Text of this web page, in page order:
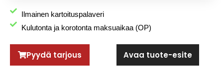
Ilmainen kartoituspalaveri
Kulutonta ja korotonta maksuaikaa (OP)
Pyydä tarjous Avaa tuote-esite